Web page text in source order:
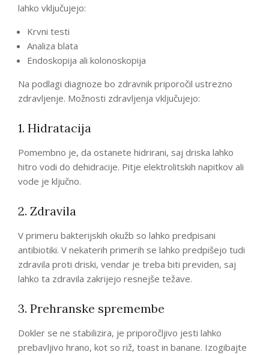
lahko vključujejo:
Krvni testi
Analiza blata
Endoskopija ali kolonoskopija
Na podlagi diagnoze bo zdravnik priporočil ustrezno
zdravljenje. Možnosti zdravljenja vključujejo:
1. Hidratacija
Pomembno je, da ostanete hidrirani, saj driska lahko
hitro vodi do dehidracije. Pitje elektrolitskih napitkov ali
vode je ključno.
2. Zdravila
V primeru bakterijskih okužb so lahko predpisani
antibiotiki. V nekaterih primerih se lahko predpišejo tudi
zdravila proti driski, vendar je treba biti previden, saj
lahko ta zdravila zakrijejo resnejše težave.
3. Prehranske spremembe
Dokler se ne stabilizira, je priporočljivo jesti lahko
prebavljivo hrano, kot so riž, toast in banane. Izogibajte